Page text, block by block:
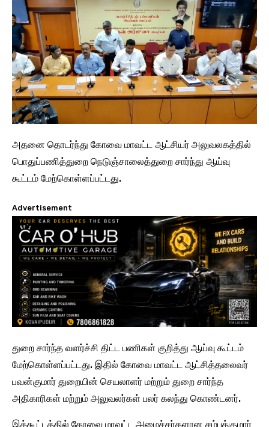
அதனை தொடர்ந்து கோவை மாவட்ட ஆட்சியர் அலுவலகத்தில்
பொதுப்பணித்துறை நெடுஞ்சாலைத்துறை சார்ந்து ஆய்வு
கூட்டம் மேற்கொள்ளப்பட்டது.
Advertisement
துறை சார்ந்த வளர்ச்சி திட்ட பணிகள் குறித்து ஆய்வு கூட்டம்
மேற்கொள்ளப்பட்டது. இதில் கோவை மாவட்ட ஆட்சித்தலைவர்
பவன்குமார் துறையின் செயலாளர் மற்றும் துறை சார்ந்த
அதிகாரிகள் மற்றும் அலுவலர்கள் பலர் கலந்து கொண்டனர்.
இக்கூட்டத்தில் கோவை மாவட்ட அமைச்சர்களான சம்பத்குமார்